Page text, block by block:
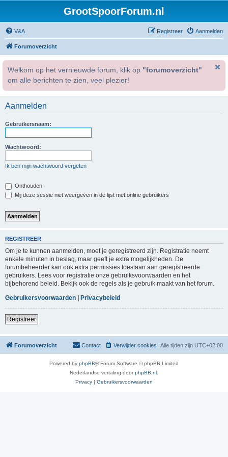
GrootSpoorForum.nl
V&A Aanmelden
Registreer
Forumoverzicht
Welkom op het vernieuwde forum, klik op "forumoverzicht"
om alle berichten te zien, veel plezier!
Aanmelden
Gebruikersnaam:
Wachtwoord:
Ik ben mijn wachtwoord vergeten
Onthouden
Mij deze sessie niet weergeven in de lijst met online gebruikers
REGISTREER
Om je te kunnen aanmelden, moet je geregistreerd zijn. Registratie neemt
enkele minuten in beslag, maar geeft je extra mogelijkheden. De
forumbeheerder kan ook extra permissies toestaan aan geregistreerde
gebruikers. Lees voor registratie onze gebruiksvoorwaarden en het
bijbehorend beleid. Bekijk ook de regels als je gebruik maakt van het forum.
Gebruikersvoorwaarden | Privacybeleid
Registreer
Forumoverzicht Alle tijden zijn UTC+02:00
Verwijder cookies
Contact
Powered by phpBB® Forum Software © phpBB Limited
Nederlandse vertaling doorphpBB.nl
Privacy | Gebruikersvoorwaarden